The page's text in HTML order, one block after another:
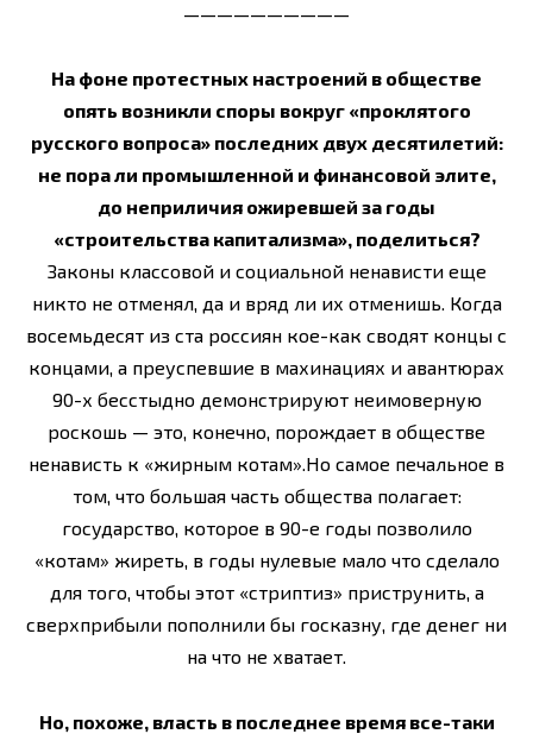
——————————
На фоне протестных настроений в обществе
опять возникли споры вокруг «проклятого
русского вопроса» последних двух десятилетий:
не пора ли промышленной и финансовой элите,
до неприличия ожиревшей за годы
«строительства капитализма», поделиться?
Законы классовой и социальной ненависти еще
никто не отменял, да и вряд ли их отменишь. Когда
восемьдесят из ста россиян кое-как сводят концы с
концами, а преуспевшие в махинациях и авантюрах
90-х бесстыдно демонстрируют неимоверную
роскошь — это, конечно, порождает в обществе
ненависть к «жирным котам».Но самое печальное в
том, что большая часть общества полагает:
государство, которое в 90-е годы позволило
«котам» жиреть, в годы нулевые мало что сделало
для того, чтобы этот «стриптиз» приструнить, а
сверхприбыли пополнили бы госказну, где денег ни
на что не хватает.
Но, похоже, власть в последнее время все-таки